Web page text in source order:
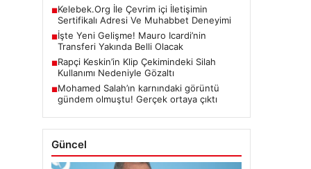
■Kelebek.Org İle Çevrim içi İletişimin
Sertifikalı Adresi Ve Muhabbet Deneyimi
■İşte Yeni Gelişme! Mauro Icardi’nin
Transferi Yakında Belli Olacak
■Rapçi Keskin’in Klip Çekimindeki Silah
Kullanımı Nedeniyle Gözaltı
■Mohamed Salah’ın karnındaki görüntü
gündem olmuştu! Gerçek ortaya çıktı
Güncel